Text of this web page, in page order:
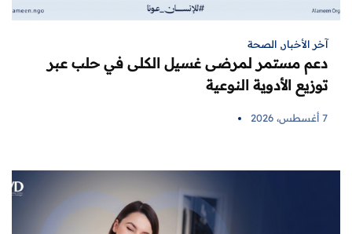
آخر الأخبار, الصحة
دعم مستمر لمرضى غسيل الكلى في حلب عبر
توزيع الأدوية النوعية
7 أغسطس، 2026